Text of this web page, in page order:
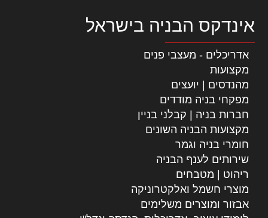
אינדקס הבניה בישראל
אדריכלים - מעצבי פנים
מקצועות
מהנדסים | יועצים
מפקחי בניה מודדים
חברות בניה | קבלני בניין
מקצועות הבניה השונים
חומרי בניה וגמר
שירותים לענף הבניה
ריהוט | מטבחים
מוצרי חשמל ואלקטרוניקה
אבזור ומוצרים משלימים